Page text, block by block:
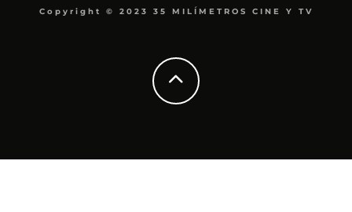
Copyright © 2023 35 MILÍMETROS CINE Y TV